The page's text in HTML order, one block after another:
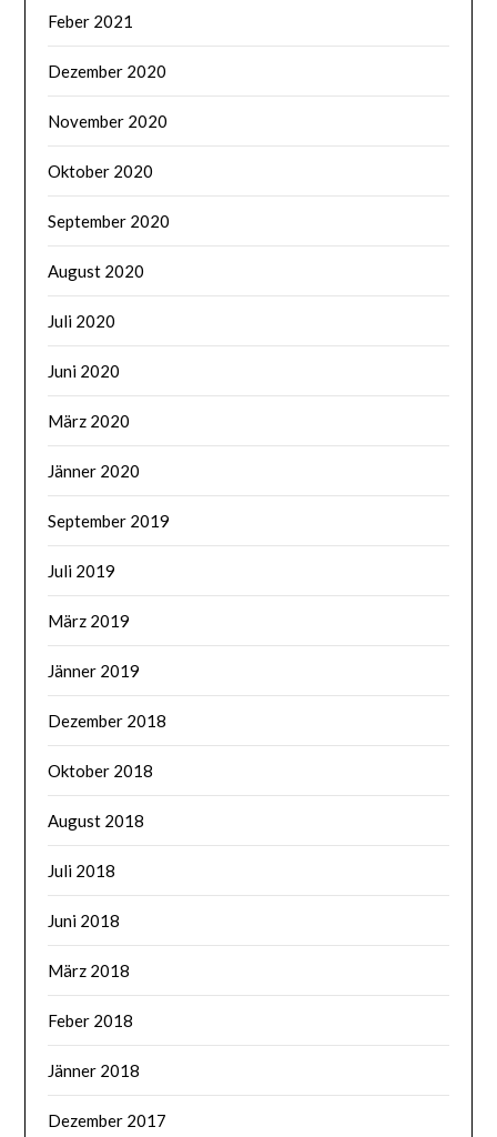
Feber 2021
Dezember 2020
November 2020
Oktober 2020
September 2020
August 2020
Juli 2020
Juni 2020
März 2020
Jänner 2020
September 2019
Juli 2019
März 2019
Jänner 2019
Dezember 2018
Oktober 2018
August 2018
Juli 2018
Juni 2018
März 2018
Feber 2018
Jänner 2018
Dezember 2017